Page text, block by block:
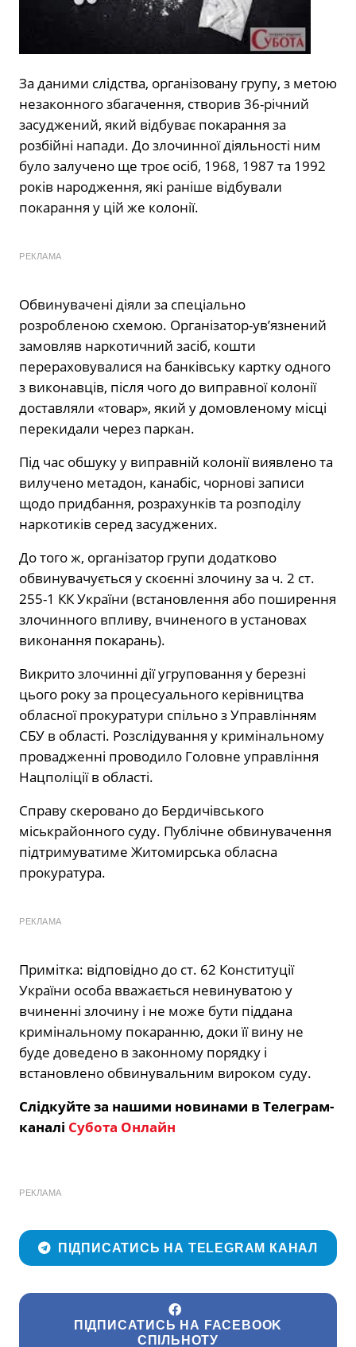
За даними слідства, організовану групу, з метою
незаконного збагачення, створив 36-річний
засуджений, який відбуває покарання за
розбійні напади. До злочинної діяльності ним
було залучено ще троє осіб, 1968, 1987 та 1992
років народження, які раніше відбували
покарання у цій же колонії.
РЕКЛАМА
Обвинувачені діяли за спеціально
розробленою схемою. Організатор-ув’язнений
замовляв наркотичний засіб, кошти
перераховувалися на банківську картку одного
з виконавців, після чого до виправної колонії
доставляли «товар», який у домовленому місці
перекидали через паркан.
Під час обшуку у виправній колонії виявлено та
вилучено метадон, канабіс, чорнові записи
щодо придбання, розрахунків та розподілу
наркотиків серед засуджених.
До того ж, організатор групи додатково
обвинувачується у скоєнні злочину за ч. 2 ст.
255-1 КК України (встановлення або поширення
злочинного впливу, вчиненого в установах
виконання покарань).
Викрито злочинні дії угруповання у березні
цього року за процесуального керівництва
обласної прокуратури спільно з Управлінням
СБУ в області. Розслідування у кримінальному
провадженні проводило Головне управління
Нацполіції в області.
Справу скеровано до Бердичівського
міськрайонного суду. Публічне обвинувачення
підтримуватиме Житомирська обласна
прокуратура.
РЕКЛАМА
Примітка: відповідно до ст. 62 Конституції
України особа вважається невинуватою у
вчиненні злочину і не може бути піддана
кримінальному покаранню, доки її вину не
буде доведено в законному порядку і
встановлено обвинувальним вироком суду.
Слідкуйте за нашими новинами в Телеграм-
каналі Субота Онлайн
РЕКЛАМА
ПІДПИСАТИСЬ НА TELEGRAM КАНАЛ
ПІДПИСАТИСЬ НА FACEBOOK
СПІЛЬНОТУ